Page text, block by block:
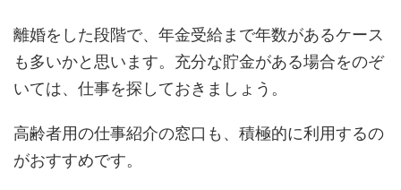
離婚をした段階で、年金受給まで年数があるケース
も多いかと思います。充分な貯金がある場合をのぞ
いては、仕事を探しておきましょう。
高齢者用の仕事紹介の窓口も、積極的に利用するの
がおすすめです。